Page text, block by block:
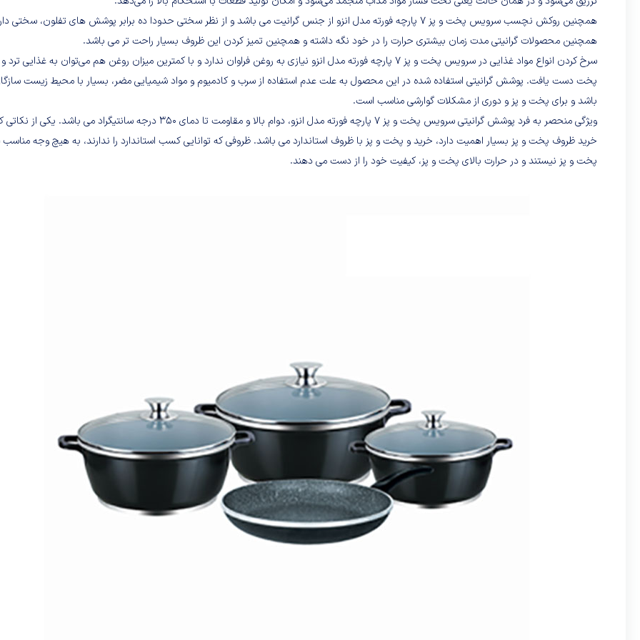
همچنین روکش نچسب سرویس پخت و پز 7 پارچه فورته مدل انزو از جنس گرانیت می باشد و از نظر سختی حدودا ده برابر پوشش های تفلون، سختی
همچنین محصولات گرانیتی مدت زمان بیشتری حرارت را در خود نگه داشته و همچنین تمیز کردن این ظروف بسیار راحت تر می باشد.
سرخ کردن انواع مواد غذایی در سرویس پخت و پز 7 پارچه فورته مدل انزو نیازی به روغن فراوان ندارد و با کمترین میزان روغن هم می‌توان به غذایی
پخت دست یافت. پوشش گرانیتی استفاده شده در این محصول به علت عدم استفاده از سرب و کادمیوم و مواد شیمیایی مضر، بسیار با محیط زیست
باشد و برای پخت و پز و دوری از مشکلات گوارشی مناسب است.
ویژگی منحصر به فرد پوشش گرانیتی سرویس پخت و پز 7 پارچه فورته مدل انزو، دوام بالا و مقاومت تا دمای 350 درجه سانتیگراد می باشد.
خرید ظروف پخت و پز بسیار اهمیت دارد، خرید و پخت و پز با ظروف استاندارد می باشد. ظروفی که توانایی کسب استاندارد را ندارند، به هیچ وجه مناسب
پخت و پز نیستند و در حرارت بالای پخت و پز، کیفیت خود را از دست می دهند.